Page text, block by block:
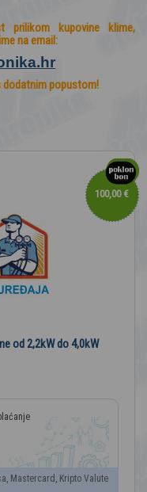
prilikom kupovine klime,
naemail:
hr
dodatnim popustom!
100,00 €
od 2,2kW do 4,0kW
Mastercard, Kripto Valute